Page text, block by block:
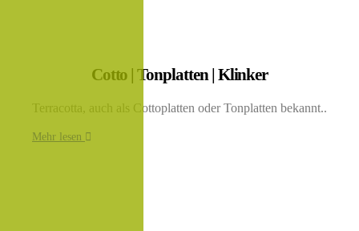
Cotto | Tonplatten | Klinker
Terracotta, auch als Cottoplatten oder Tonplatten bekannt..
Mehr lesen